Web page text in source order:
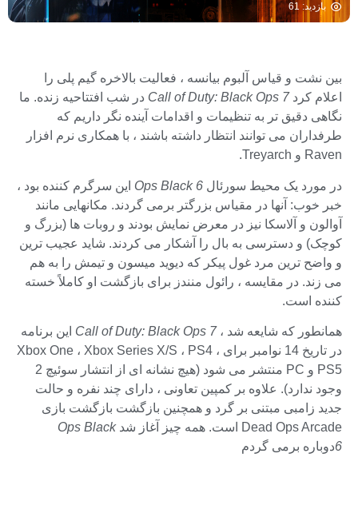
بازدید: 61
بین نشت و قیاس آلبوم بیانسه ، فعالیت بالاخره گیم پلی را
اعلام کردCall of Duty: Black Ops 7 در شب افتتاحیه زنده. ما
نگاهی دقیق تر به تنظیمات و اقدامات آینده نگر داریم که
طرفداران می توانند انتظار داشته باشند ، با همکاری نرم افزار
Raven و Treyarch.
در مورد یک محیط سورئال Ops Black 6 این سرگرم کننده بود ،
خبر خوب: آنها در مقیاس بزرگتر برمی گردند. مکانهایی مانند
آوالون و آلاسکا نیز در معرض نمایش بودند و روبات ها (بزرگ و
کوچک) و دسترسی به بال را آشکار می کردند. شاید عجیب ترین
و واضح ترین مرد غول پیکر که دیوید میسون و تیمش را به هم
می زند. در مقایسه ، رائول منندز برای بازگشت او کاملاً خسته
کننده است.
همانطور که شایعه شد ،Call of Duty: Black Ops 7 این برنامه
در تاریخ 14 نوامبر برای Xbox One ، Xbox Series X/S ، PS4 ،
PS5 و PC منتشر می شود (هیچ نشانه ای از انتشار سوئیچ 2
وجود ندارد). علاوه بر کمپین تعاونی ، دارای چند نفره و حالت
جدید زامبی مبتنی بر گرد و همچنین بازگشت بازگشت بازی
Dead Ops Arcade است. همه چیز آغاز شد
Ops Black
6دوباره برمی گردم